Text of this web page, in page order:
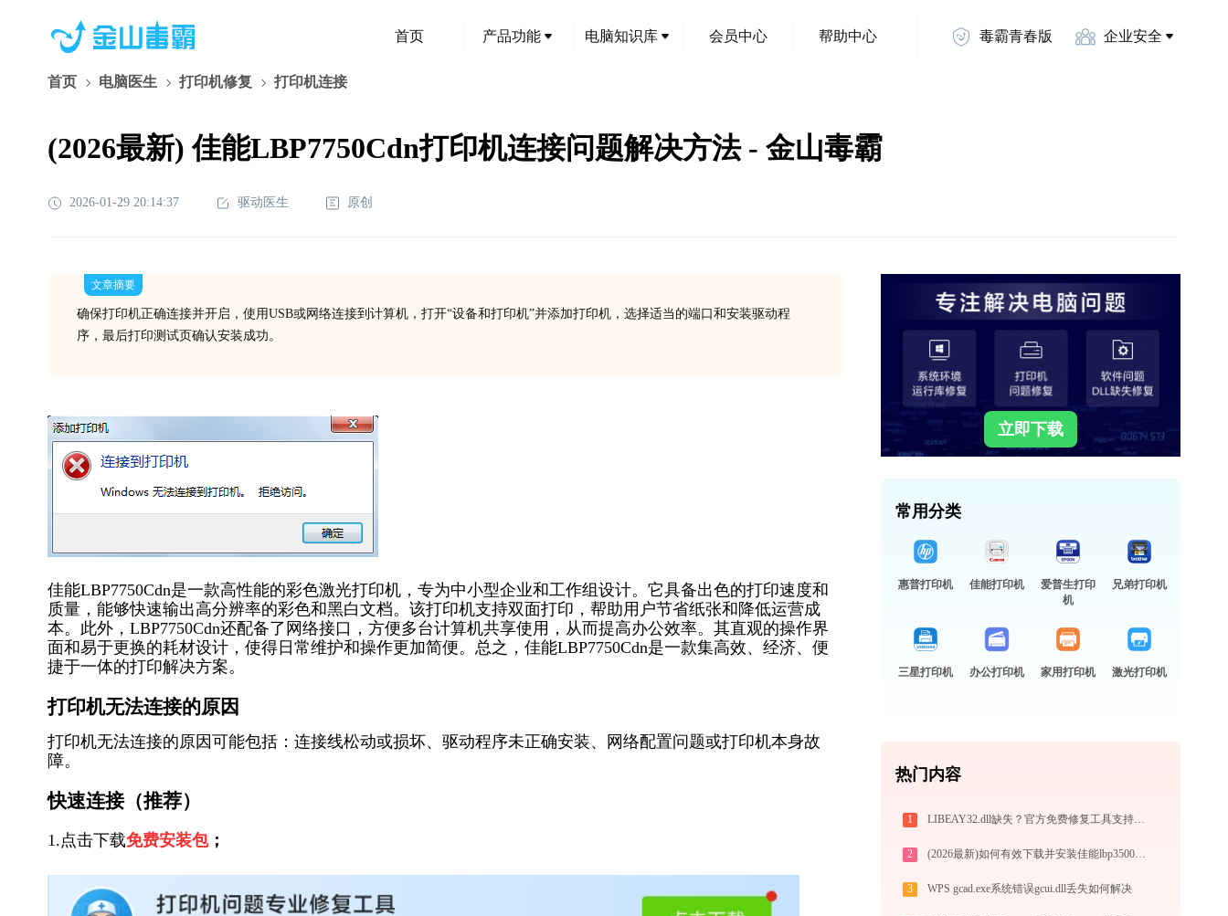
首页 产品功能 电脑知识库 会员中心 帮助中心 毒霸青春版 企业安全
首页 电脑医生 打印机修复 打印机连接
(2026最新) 佳能LBP7750Cdn打印机连接问题解决方法 - 金山毒霸
2026-01-29 20:14:37 驱动医生 原创
文章摘要
确保打印机正确连接并开启，使用USB或网络连接到计算机，打开“设备和打印机”并添加打印机，选择适当的端口和安装驱动程
序，最后打印测试页确认安装成功。
佳能LBP7750Cdn是一款高性能的彩色激光打印机，专为中小型企业和工作组设计。它具备出色的打印速度和
质量，能够快速输出高分辨率的彩色和黑白文档。该打印机支持双面打印，帮助用户节省纸张和降低运营成
本。此外，LBP7750Cdn还配备了网络接口，方便多台计算机共享使用，从而提高办公效率。其直观的操作界
面和易于更换的耗材设计，使得日常维护和操作更加简便。总之，佳能LBP7750Cdn是一款集高效、经济、便
捷于一体的打印解决方案。
打印机无法连接的原因
打印机无法连接的原因可能包括：连接线松动或损坏、驱动程序未正确安装、网络配置问题或打印机本身故
障。
快速连接（推荐）
1.点击下载免费安装包；
立即下载
常用分类
惠普打印机 佳能打印机
爱普生打印
机
兄弟打印机
三星打印机 办公打印机 家用打印机 激光打印机
热门内容
1 LIBEAY32.dll缺失？官方免费修复工具支持32/64位一键修复
2 (2026最新)如何有效下载并安装佳能lbp3500打印机驱动？全方位指导手册
3 WPS gcad.exe系统错误gcui.dll丢失如何解决